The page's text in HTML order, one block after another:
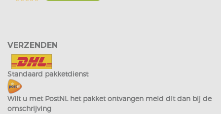
VERZENDEN
Standaard pakketdienst
Wilt u met PostNL het pakket ontvangen meld dit dan bij de
omschrijving